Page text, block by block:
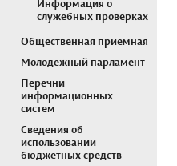
Информация о
служебных проверках
Общественная приемная
Молодежный парламент
Перечни
информационных
систем
Сведения об
использовании
бюджетных средств